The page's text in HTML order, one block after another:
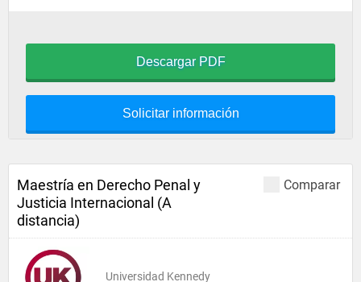
Descargar PDF
Solicitar información
Comparar
Maestría en Derecho Penal y
Justicia Internacional (A
distancia)
Universidad Kennedy